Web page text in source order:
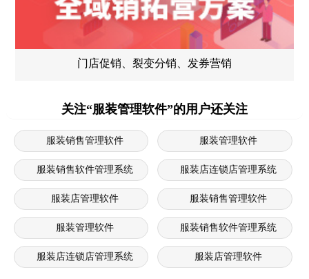
门店促销、裂变分销、发券营销
关注“服装管理软件”的用户还关注
服装销售管理软件 服装管理软件
服装销售软件管理系统 服装店连锁店管理系统
服装店管理软件 服装销售管理软件
服装管理软件 服装销售软件管理系统
服装店连锁店管理系统 服装店管理软件